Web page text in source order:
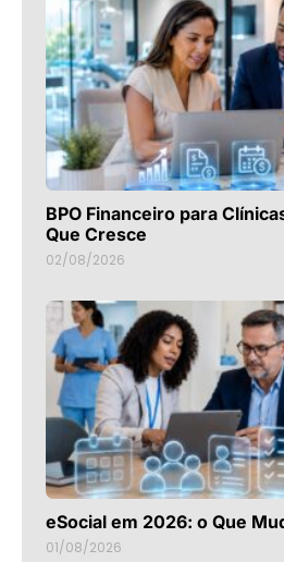
BPO Financeiro para
Que Cresce
02/08/2026
eSocial em 2026: o Que
01/08/2026